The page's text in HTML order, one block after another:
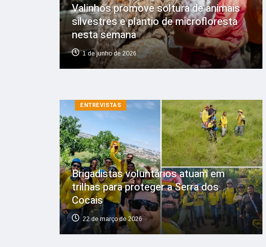
Valinhos promove soltura de animais
silvestres e plantio de microfloresta
nesta semana
1 de junho de 2026
ENTREVISTAS
Brigadistas voluntários atuam em
trilhas para proteger a Serra dos
Cocais
22 de março de 2026